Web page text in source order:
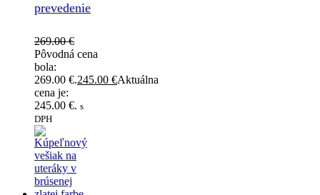
prevedenie
269.00€
Pôvodná cena
bola:
269.00 €.245.00 €Aktuálna
cena je:
245.00 €. s
DPH